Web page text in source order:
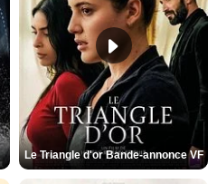
Le Triangle d'or Bande-annonce VF